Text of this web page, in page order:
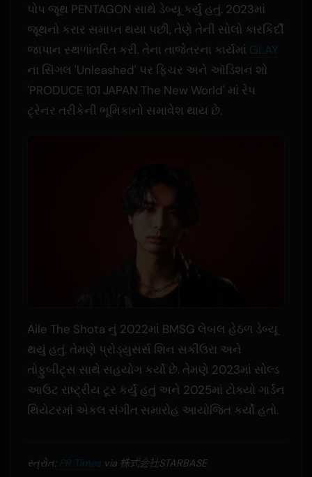
પોપ જૂથ PENTAGON સાથે ડેબ્યૂ કર્યું હતું. 2023માં
જૂથનો કરાર સમાપ્ત થયા પછી, તેણે તેની સોલો કારકિર્દી
જાપાન સ્થળાંતરિત કરી. તેના તાજેતરના કાર્યમાં GLAY
ના સિંગલ 'Unleashed' પર ફિચર અને ઑડિશન શો
'PRODUCE 101 JAPAN The New World' માં રેપ
ટ્રેનર તરીકેની ભૂમિકાનો સમાવેશ થાય છે.
Aile The Shota નું 2022માં BMSG લેબલ હેઠળ ડેબ્યૂ
થયું હતું. તેમણે પ્રોડ્યુસર્સ શિન સકીઉરા અને
તોફુબીટ્સ સાથે સહયોગ કર્યો છે. તેમણે 2023માં સોલ્ડ
આઉટ રાષ્ટ્રીય ટૂર કર્યું હતું અને 2025માં ટોક્યો ગાર્ડન
થિયેટરમાં એકલ સંગીત સમારોહ આયોજિત કર્યો હતો.
સ્ત્રોત: PR Timesvia 株式会社STARBASE